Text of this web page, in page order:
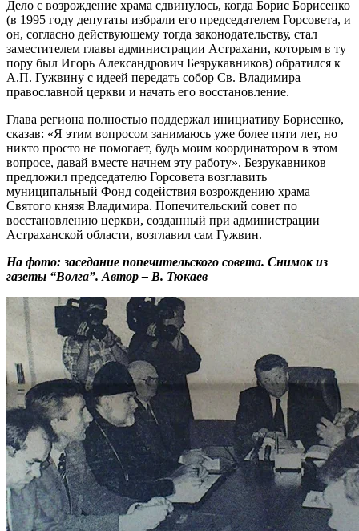
Дело с возрождение храма сдвинулось, когда Борис Борисенко
(в 1995 году депутаты избрали его председателем Горсовета, и
он, согласно действующему тогда законодательству, стал
заместителем главы администрации Астрахани, которым в ту
пору был Игорь Александрович Безрукавников) обратился к
А.П. Гужвину с идеей передать собор Св. Владимира
православной церкви и начать его восстановление.
Глава региона полностью поддержал инициативу Борисенко,
сказав: «Я этим вопросом занимаюсь уже более пяти лет, но
никто просто не помогает, будь моим координатором в этом
вопросе, давай вместе начнем эту работу». Безрукавников
предложил председателю Горсовета возглавить
муниципальный Фонд содействия возрождению храма
Святого князя Владимира. Попечительский совет по
восстановлению церкви, созданный при администрации
Астраханской области, возглавил сам Гужвин.
На фото: заседание попечительского совета. Снимок из
газеты “Волга”. Автор – В. Тюкаев